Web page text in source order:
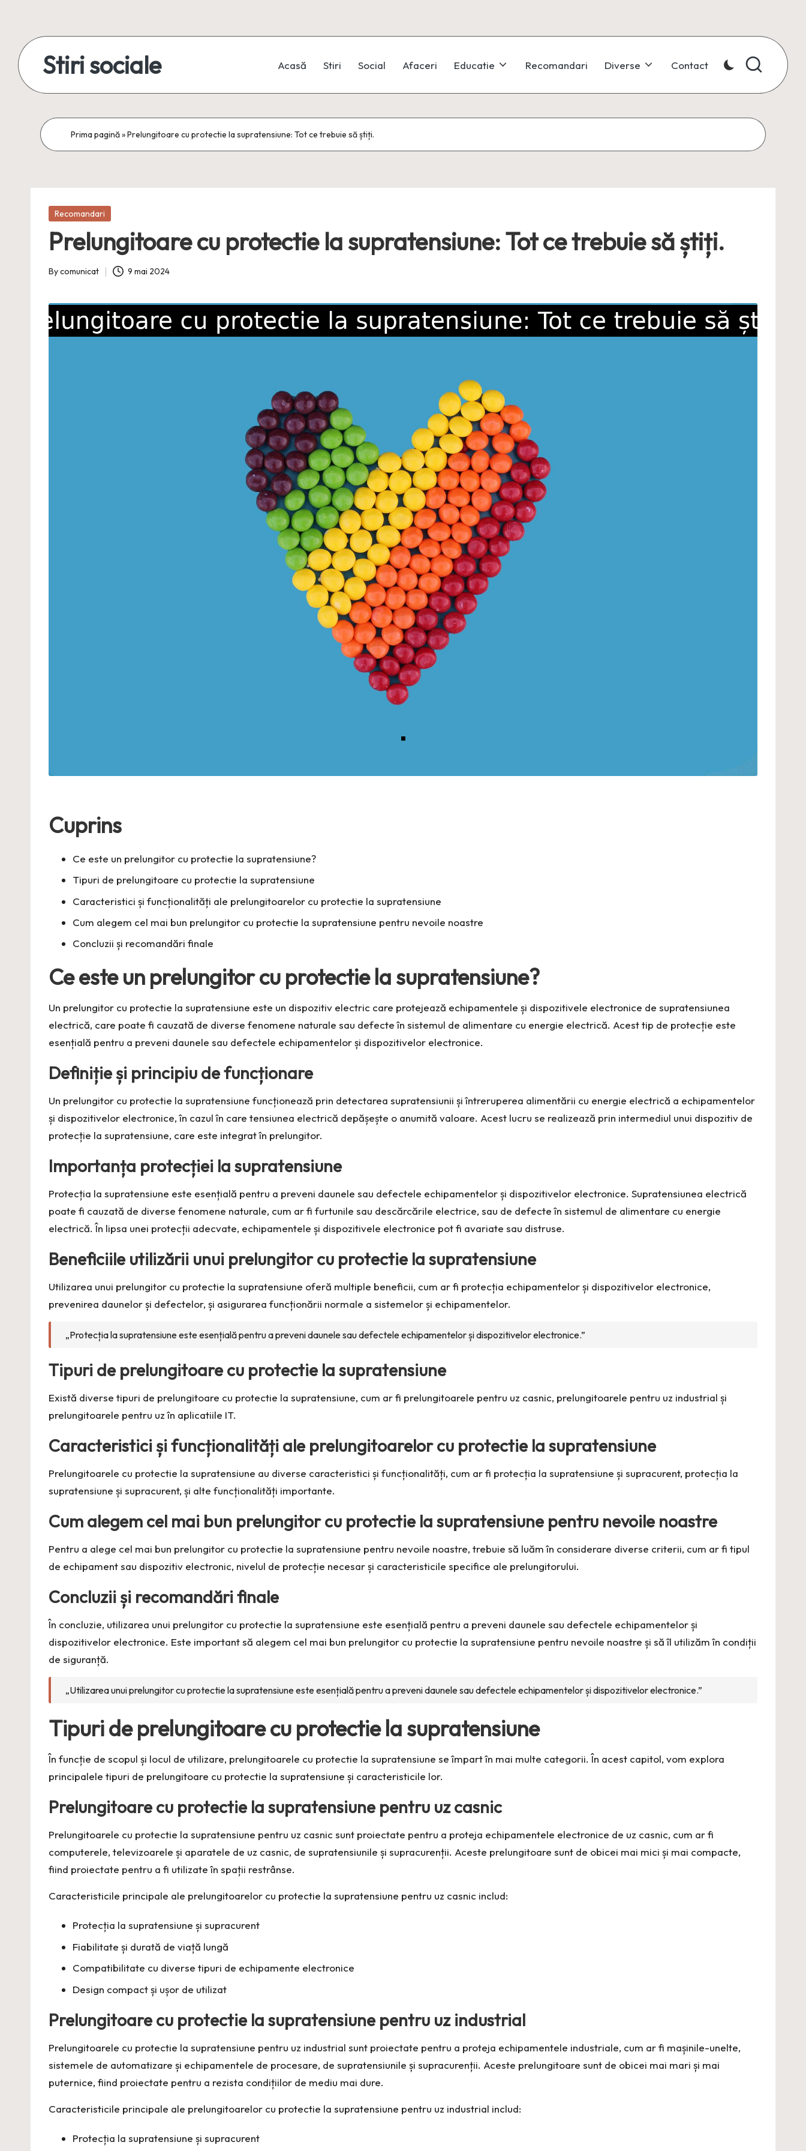
content
Stiri sociale
conexiuni
reale
Acasă Stiri Social Afaceri Educatie Recomandari Diverse Contact
Prima pagină»Prelungitoare cu protectie la supratensiune: Tot ce trebuie să știți.
Posted
Recomandari
Prelungitoare cu protectie la supratensiune: Tot ce trebuie să știți.
Posted
Bycomunicat 9 mai 2024
Cuprins
Ce este un prelungitor cu protectie la supratensiune?
Tipuri de prelungitoare cu protectie la supratensiune
Caracteristici și funcționalități ale prelungitoarelor cu protectie la supratensiune
Cum alegem cel mai bun prelungitor cu protectie la supratensiune pentru nevoile noastre
Concluzii și recomandări finale
Ce este un prelungitor cu protectie la supratensiune?
Un prelungitor cu protectie la supratensiune este un dispozitiv electric care protejează echipamentele și dispozitivele electronice de supratensiunea
electrică, care poate fi cauzată de diverse fenomene naturale sau defecte în sistemul de alimentare cu energie electrică. Acest tip de protecție este
esențială pentru a preveni daunele sau defectele echipamentelor și dispozitivelor electronice.
Definiție și principiu de funcționare
Un prelungitor cu protectie la supratensiune funcționează prin detectarea supratensiunii și întreruperea alimentării cu energie electrică a echipamentelor
și dispozitivelor electronice, în cazul în care tensiunea electrică depășește o anumită valoare. Acest lucru se realizează prin intermediul unui dispozitiv de
protecție la supratensiune, care este integrat în prelungitor.
Importanța protecției la supratensiune
Protecția la supratensiune este esențială pentru a preveni daunele sau defectele echipamentelor și dispozitivelor electronice. Supratensiunea electrică
poate fi cauzată de diverse fenomene naturale, cum ar fi furtunile sau descărcările electrice, sau de defecte în sistemul de alimentare cu energie
electrică. În lipsa unei protecții adecvate, echipamentele și dispozitivele electronice pot fi avariate sau distruse.
Beneficiile utilizării unui prelungitor cu protectie la supratensiune
Utilizarea unui prelungitor cu protectie la supratensiune oferă multiple beneficii, cum ar fi protecția echipamentelor și dispozitivelor electronice,
prevenirea daunelor și defectelor, și asigurarea funcționării normale a sistemelor și echipamentelor.
„Protecția la supratensiune este esențială pentru a preveni daunele sau defectele echipamentelor și dispozitivelor electronice.”
Tipuri de prelungitoare cu protectie la supratensiune
Există diverse tipuri de prelungitoare cu protectie la supratensiune, cum ar fi prelungitoarele pentru uz casnic, prelungitoarele pentru uz industrial și
prelungitoarele pentru uz în aplicatiile IT.
Caracteristici și funcționalități ale prelungitoarelor cu protectie la supratensiune
Prelungitoarele cu protectie la supratensiune au diverse caracteristici și funcționalități, cum ar fi protecția la supratensiune și supracurent, protecția la
supratensiune și supracurent, și alte funcționalități importante.
Cum alegem cel mai bun prelungitor cu protectie la supratensiune pentru nevoile noastre
Pentru a alege cel mai bun prelungitor cu protectie la supratensiune pentru nevoile noastre, trebuie să luăm în considerare diverse criterii, cum ar fi tipul
de echipament sau dispozitiv electronic, nivelul de protecție necesar și caracteristicile specifice ale prelungitorului.
Concluzii și recomandări finale
În concluzie, utilizarea unui prelungitor cu protectie la supratensiune este esențială pentru a preveni daunele sau defectele echipamentelor și
dispozitivelor electronice. Este important să alegem cel mai bun prelungitor cu protectie la supratensiune pentru nevoile noastre și să îl utilizăm în condiții
de siguranță.
„Utilizarea unui prelungitor cu protectie la supratensiune este esențială pentru a preveni daunele sau defectele echipamentelor și dispozitivelor electronice.”
Tipuri de prelungitoare cu protectie la supratensiune
În funcție de scopul și locul de utilizare, prelungitoarele cu protectie la supratensiune se împart în mai multe categorii. În acest capitol, vom explora
principalele tipuri de prelungitoare cu protectie la supratensiune și caracteristicile lor.
Prelungitoare cu protectie la supratensiune pentru uz casnic
Prelungitoarele cu protectie la supratensiune pentru uz casnic sunt proiectate pentru a proteja echipamentele electronice de uz casnic, cum ar fi
computerele, televizoarele și aparatele de uz casnic, de supratensiunile și supracurenții. Aceste prelungitoare sunt de obicei mai mici și mai compacte,
fiind proiectate pentru a fi utilizate în spații restrânse.
Caracteristicile principale ale prelungitoarelor cu protectie la supratensiune pentru uz casnic includ:
Protecția la supratensiune și supracurent
Fiabilitate și durată de viață lungă
Compatibilitate cu diverse tipuri de echipamente electronice
Design compact și ușor de utilizat
Prelungitoare cu protectie la supratensiune pentru uz industrial
Prelungitoarele cu protectie la supratensiune pentru uz industrial sunt proiectate pentru a proteja echipamentele industriale, cum ar fi mașinile-unelte,
sistemele de automatizare și echipamentele de procesare, de supratensiunile și supracurenții. Aceste prelungitoare sunt de obicei mai mari și mai
puternice, fiind proiectate pentru a rezista condițiilor de mediu mai dure.
Caracteristicile principale ale prelungitoarelor cu protectie la supratensiune pentru uz industrial includ:
Protecția la supratensiune și supracurent